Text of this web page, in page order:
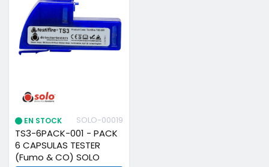
EN STOCK SOLO-00019
TS3-6PACK-001 - PACK
6 CAPSULAS TESTER
(Fumo & CO) SOLO